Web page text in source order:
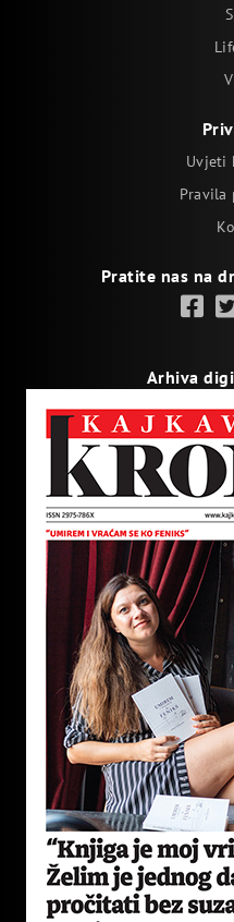
Uvjeti
Pravila
Pratite nas na
Arhiva